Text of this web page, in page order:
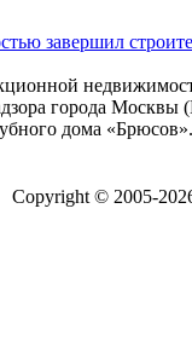
завершил
города Москвы
дома
Copyright © 2005-